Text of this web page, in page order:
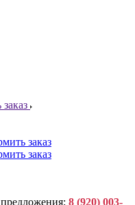
заказ
заказ
8 (920) 003-